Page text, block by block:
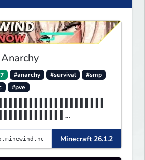
#anarchy #survival
#smp
#pve
Minecraft 26.1.2